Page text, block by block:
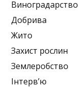
Виноградарство
Добрива
Жито
Захист рослин
Землеробство
Інтерв’ю